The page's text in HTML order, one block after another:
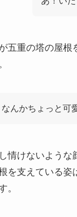
五重の塔の屋根
なんかちょっと可
情けないような
を支えている姿
。